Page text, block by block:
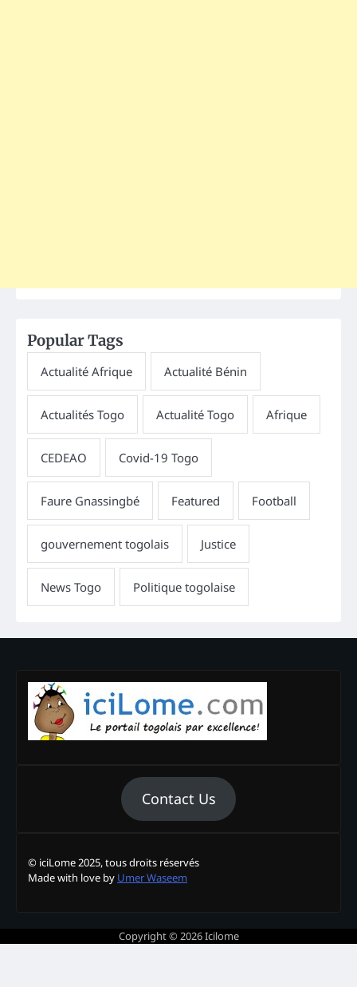
Popular Tags
Contact Us
© iciLome 2025, tous droits réservés
Made with love by Umer Waseem
Copyright © 2026Icilome